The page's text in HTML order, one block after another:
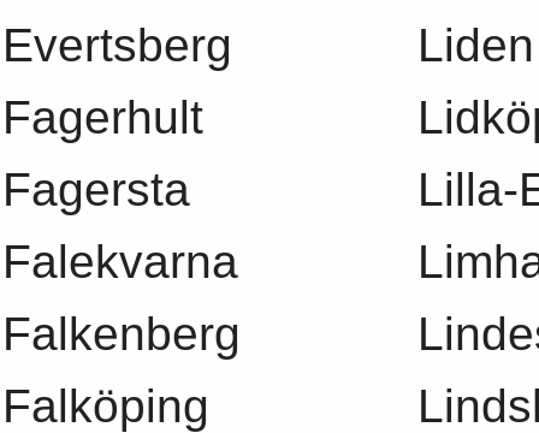
Evertsberg
Fagerhult
Fagersta
Falekvarna
Falkenberg
Falköping
Liden
Lilla-